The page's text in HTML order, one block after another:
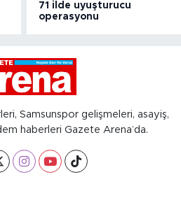
71 ilde uyuşturucu
operasyonu
Samsunspor gelişmeleri, asayiş,
haberleri Gazete Arena’da.